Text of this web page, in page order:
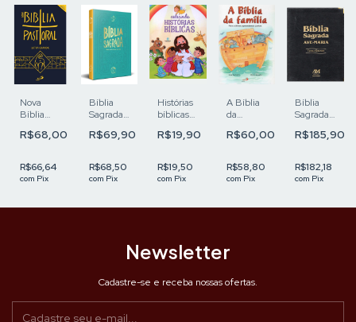
Nova
Bíblia
Letra
R$68,00
R$66,64
com Pix
Bíblia
Sagrada
Oficial da
edição -
Verde -
R$69,90
R$68,50
com Pix
Histórias
bíblicas
R$19,90
R$19,50
com Pix
A Bíblia
da
R$60,00
R$58,80
com Pix
Bíblia
Sagrada
Grande -
R$185,90
R$182,18
com Pix
Newsletter
Cadastre-se e receba nossas ofertas.